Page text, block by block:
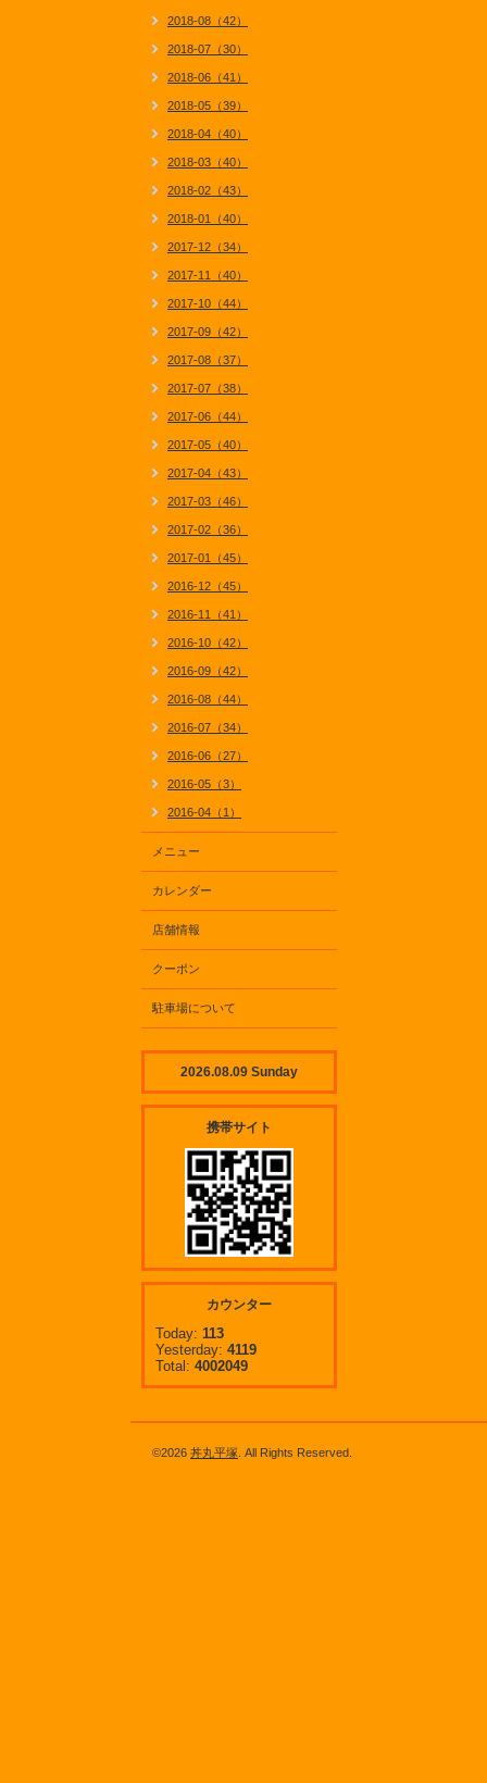
2018-08（42）
2018-07（30）
2018-06（41）
2018-05（39）
2018-04（40）
2018-03（40）
2018-02（43）
2018-01（40）
2017-12（34）
2017-11（40）
2017-10（44）
2017-09（42）
2017-08（37）
2017-07（38）
2017-06（44）
2017-05（40）
2017-04（43）
2017-03（46）
2017-02（36）
2017-01（45）
2016-12（45）
2016-11（41）
2016-10（42）
2016-09（42）
2016-08（44）
2016-07（34）
2016-06（27）
2016-05（3）
2016-04（1）
メニュー
カレンダー
店舗情報
クーポン
駐車場について
2026.08.09 Sunday
携帯サイト
カウンター
Today: 113
Yesterday: 4119
Total: 4002049
©2026 丼丸平塚 . All Rights Reserved.